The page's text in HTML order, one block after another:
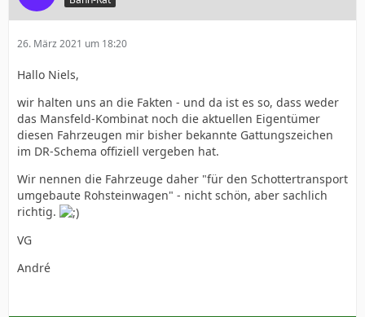
26. März 2021 um 18:20
Hallo Niels,
wir halten uns an die Fakten - und da ist es so, dass weder
das Mansfeld-Kombinat noch die aktuellen Eigentümer
diesen Fahrzeugen mir bisher bekannte Gattungszeichen
im DR-Schema offiziell vergeben hat.
Wir nennen die Fahrzeuge daher "für den Schottertransport
umgebaute Rohsteinwagen" - nicht schön, aber sachlich
richtig.
VG
André